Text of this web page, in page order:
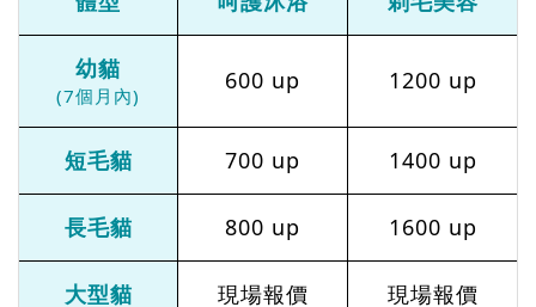
幼貓
(7個月內)
600 up 1200 up
短毛貓 700 up 1400 up
長毛貓 800 up 1600 up
大型貓 現場報價 現場報價